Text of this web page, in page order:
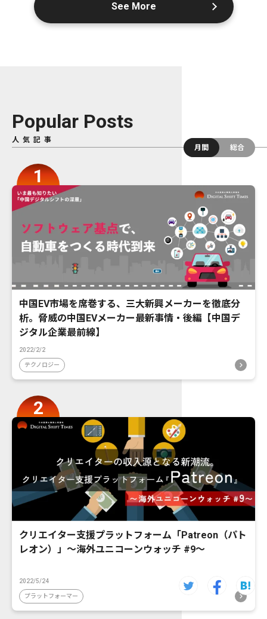
See More
Popular Posts
人気記事
月間
総合
中国EV市場を席巻する、三大新興メーカーを徹底分
析。脅威の中国EVメーカー最新事情・後編【中国デ
ジタル企業最前線】
2022/2/2
テクノロジー
クリエイター支援プラットフォーム「Patreon（パト
レオン）」〜海外ユニコーンウォッチ #9〜
2022/5/24
プラットフォーマー